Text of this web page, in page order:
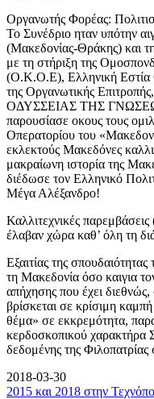
Οργανωτής Φορέας:
Το Συνέδριο ηταν υπότην
(Μακεδονίας-Θράκης) και
με τη στήριξη της
(Ο.Κ.Ο.Ε), Ελληνική
της Οργανωτικής
ΟΔΥΣΣΕΙΑΣ ΤΗΣ
παρουσίασε οκους τους
Οπερατορίου του
εκλεκτούς Μακεδόνες
μακραίωνη ιστορία της
διέδωσε τον Ελληνικό
Μέγα Αλέξανδρο!
Καλλιτεχνικές
έλαβαν χώρα καθ’ όλη τη
Εξαιτίας της
τη Μακεδονία όσο καιγια
απήχησης που έχει
βρίσκεται σε κρίσιμη
θέμα» σε εκκρεμότητα,
κερδοσκοπικού χαρακτήρα
δεδομένης της Φιλοπατρίας
2018-03-30
2015 και 2018 στην